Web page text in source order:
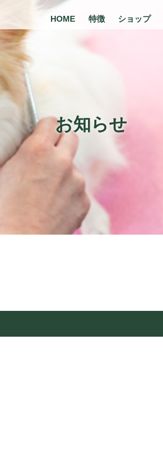
お知らせ
HOME 特徴 ショップ